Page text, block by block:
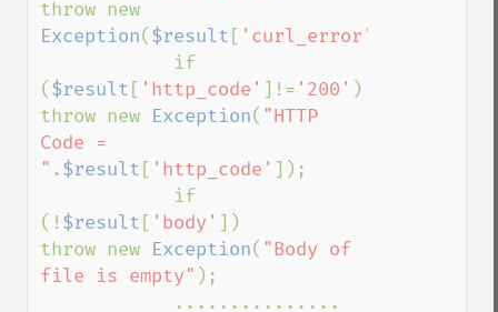
Exception( $result [ 'curl_error'
( $result [ 'http_code' ]!= '200' )
throw new Exception( "HTTP
Code =
" .$result [ 'http_code' ]);
(! $result [ 'body' ])
throw new Exception( "Body of
file is empty" );